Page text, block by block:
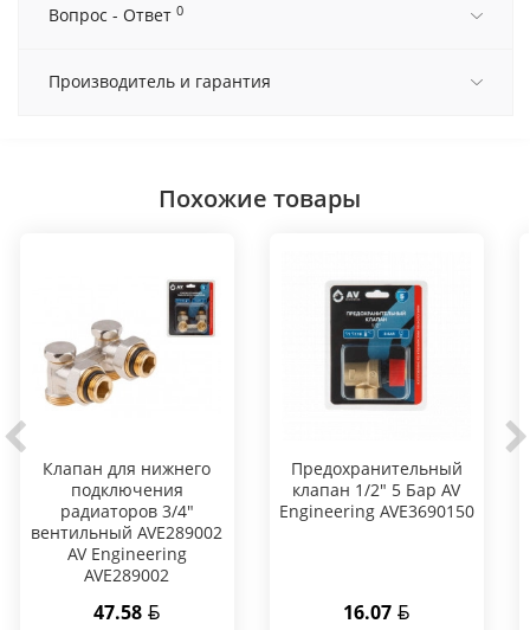
Вопрос - Ответ 0
Производитель и гарантия
Похожие товары
Клапан для нижнего
подключения
радиаторов 3/4"
вентильный AVE289002
AV Engineering
AVE289002
47.58
Предохранительный
клапан 1/2" 5 Бар AV
Engineering AVE3690150
16.07